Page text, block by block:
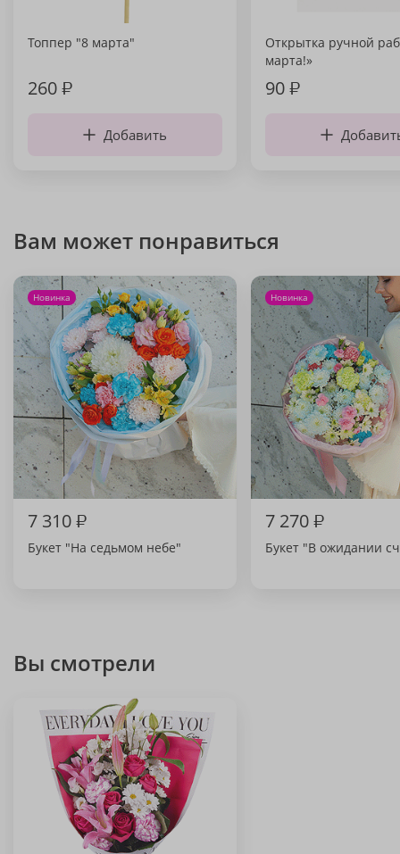
Топпер "8 марта"
260₽
Добавить
Открытка ручной
марта!»
90₽
Вам может понравиться
Новинка
7 310₽
Букет "На седьмом небе"
Новинка
7 270₽
Букет "В ожидании
Вы смотрели